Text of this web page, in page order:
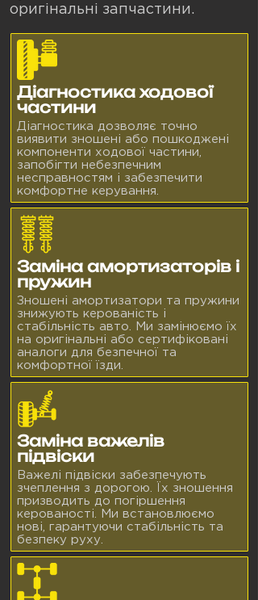
оригінальні запчастини.
Діагностика ходової
частини
Діагностика дозволяє точно
виявити зношені або пошкоджені
компоненти ходової частини,
запобігти небезпечним
несправностям і забезпечити
комфортне керування.
Заміна амортизаторів і
пружин
Зношені амортизатори та пружини
знижують керованість і
стабільність авто. Ми замінюємо їх
на оригінальні або сертифіковані
аналоги для безпечної та
комфортної їзди.
Заміна важелів
підвіски
Важелі підвіски забезпечують
зчеплення з дорогою. Їх зношення
призводить до погіршення
керованості. Ми встановлюємо
нові, гарантуючи стабільність та
безпеку руху.